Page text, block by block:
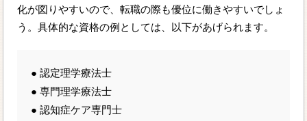
化が図りやすいので、転職の際も優位に働きやすいでしょ
う。具体的な資格の例としては、以下があげられます。
● 認定理学療法士
● 専門理学療法士
● 認知症ケア専門士